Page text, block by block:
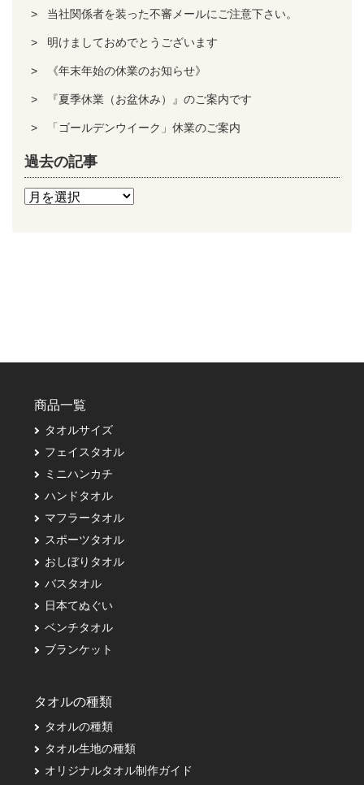
当社関係者を装った不審メールにご注意下さい。
明けましておめでとうございます
《年末年始の休業のお知らせ》
『夏季休業（お盆休み）』のご案内です
「ゴールデンウイーク」休業のご案内
過去の記事
商品一覧
タオルサイズ
フェイスタオル
ミニハンカチ
ハンドタオル
マフラータオル
スポーツタオル
おしぼりタオル
バスタオル
日本てぬぐい
ベンチタオル
ブランケット
タオルの種類
タオルの種類
タオル生地の種類
オリジナルタオル制作ガイド